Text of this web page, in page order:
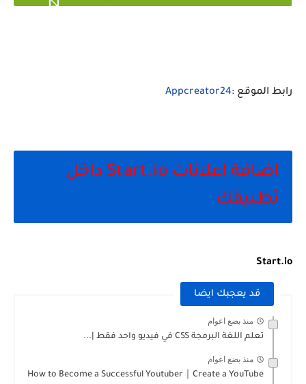
رابط الموقع :Appcreator24
اضافة اعلانات Start.io داخل
تطبيقك
Start.io
قد يعجبك ايضا
منذ بضع اعوام
تعلم اللغة البرمجة CSS في فيديو واحد فقط |...
منذ بضع اعوام
How to Become a Successful Youtuber｜Create a YouTube